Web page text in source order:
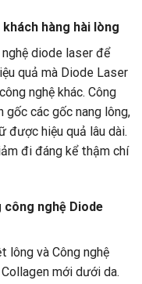
hàng hài lòng
diode laser để
quả mà Diode Laser
nghệ khác. Công
gốc các gốc nang lông,
được hiệu quả lâu dài.
đi đáng kể thậm chí
nghệ Diode
lông và Công nghệ
mới dưới da.